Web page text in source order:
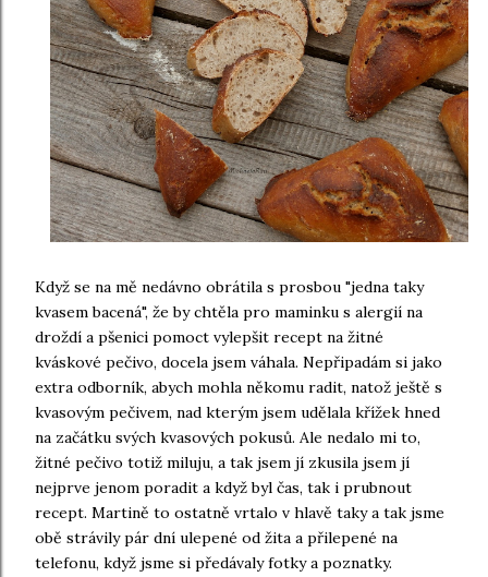
Když se na mě nedávno obrátila s prosbou "jedna taky
kvasem bacená", že by chtěla pro maminku s alergií na
droždí a pšenici pomoct vylepšit recept na žitné
kváskové pečivo, docela jsem váhala. Nepřipadám si jako
extra odborník, abych mohla někomu radit, natož ještě s
kvasovým pečivem, nad kterým jsem udělala křížek hned
na začátku svých kvasových pokusů. Ale nedalo mi to,
žitné pečivo totiž miluju, a tak jsem jí zkusila jsem jí
nejprve jenom poradit a když byl čas, tak i prubnout
recept. Martině to ostatně vrtalo v hlavě taky a tak jsme
obě strávily pár dní ulepené od žita a přilepené na
telefonu, když jsme si předávaly fotky a poznatky.